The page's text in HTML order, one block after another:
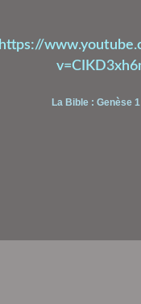
https://
La Bible : Genèse